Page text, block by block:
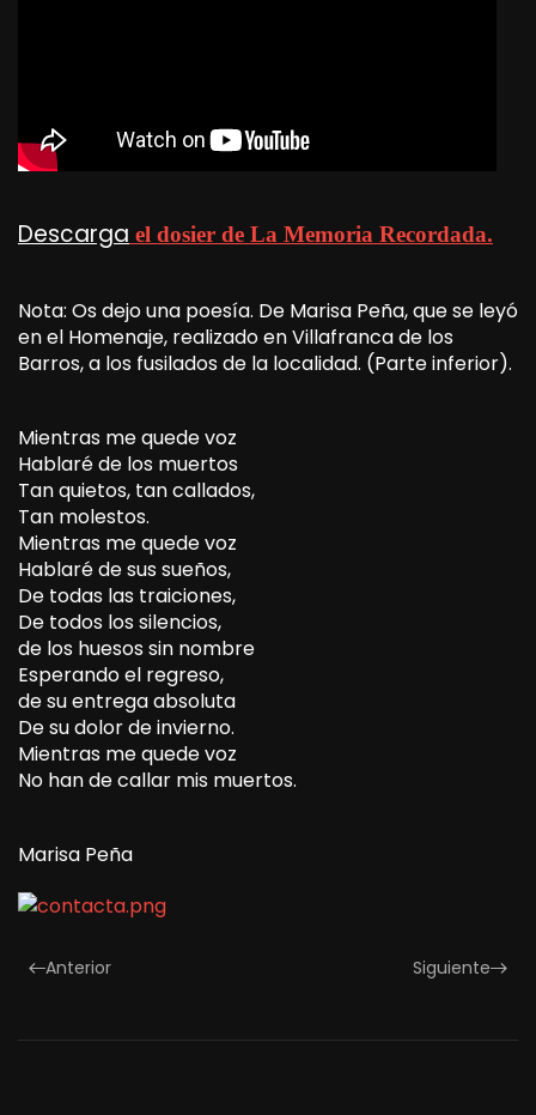
Descarga el dosier de La Memoria Recordada.
Nota: Os dejo una poesía. De Marisa Peña, que se leyó
en el Homenaje, realizado en Villafranca de los
Barros, a los fusilados de la localidad. (Parte inferior).
Mientras me quede voz
Hablaré de los muertos
Tan quietos, tan callados,
Tan molestos.
Mientras me quede voz
Hablaré de sus sueños,
De todas las traiciones,
De todos los silencios,
de los huesos sin nombre
Esperando el regreso,
de su entrega absoluta
De su dolor de invierno.
Mientras me quede voz
No han de callar mis muertos.
Marisa Peña
Anterior Siguiente